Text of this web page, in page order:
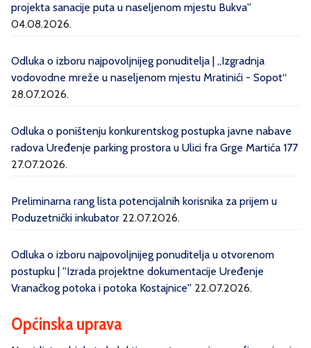
projekta sanacije puta u naseljenom mjestu Bukva''
04.08.2026.
Odluka o izboru najpovoljnijeg ponuditelja | „Izgradnja
vodovodne mreže u naseljenom mjestu Mratinići - Sopot“
28.07.2026.
Odluka o poništenju konkurentskog postupka javne nabave
radova Uređenje parking prostora u Ulici fra Grge Martića 177
27.07.2026.
Preliminarna rang lista potencijalnih korisnika za prijem u
Poduzetnički inkubator 22.07.2026.
Odluka o izboru najpovoljnijeg ponuditelja u otvorenom
postupku | ''Izrada projektne dokumentacije Uređenje
Vranačkog potoka i potoka Kostajnice'' 22.07.2026.
Općinska uprava